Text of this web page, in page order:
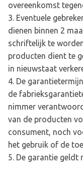
overeenkomst
Eventuele
dienen binnen 2
schriftelijk te
producten dient te
in nieuwstaat
De
de
nimmer
van de producten
consument, noch
het gebruik of de
De garantie geldt